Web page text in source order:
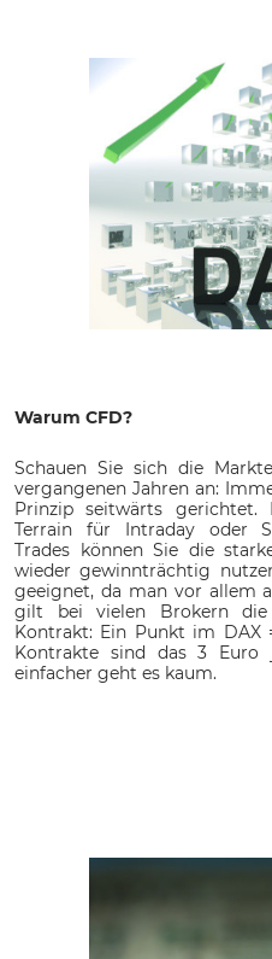
Warum CFD?
Schauen Sie sich die
vergangenen Jahren an:
Prinzip seitwärts
Terrain für Intraday oder
Trades können Sie die
wieder gewinnträchtig
geeignet, da man vor allem
gilt bei vielen Brokern
Kontrakt: Ein Punkt im DAX
Kontrakte sind das 3 Euro
einfacher geht es kaum.